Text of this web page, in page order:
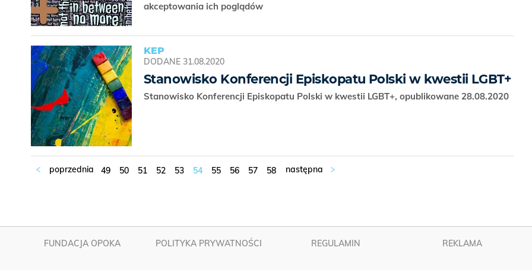
akceptowania ich poglądów
KEP
DODANE 31.08.2020
Stanowisko Konferencji Episkopatu Polski w kwestii LGBT+
Stanowisko Konferencji Episkopatu Polski w kwestii LGBT+, opublikowane 28.08.2020
49 50 51 52 53 54 55 56 57 58
FUNDACJA OPOKA POLITYKA PRYWATNOŚCI REGULAMIN REKLAMA